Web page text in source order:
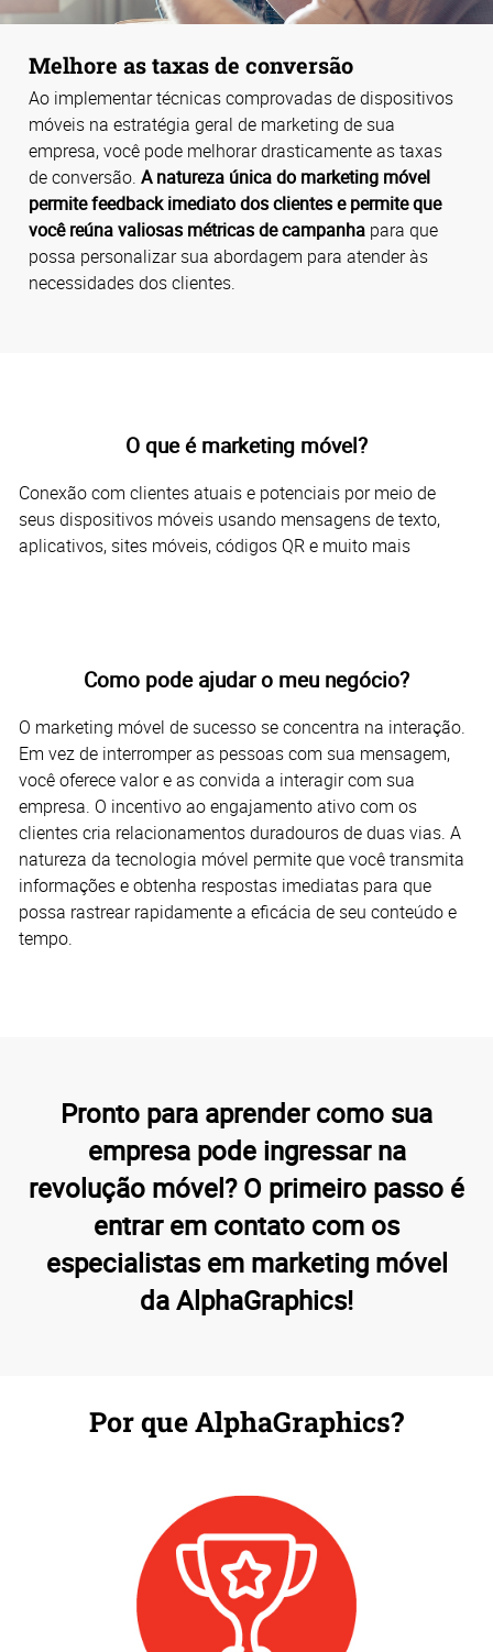
Melhore as taxas de conversão
Ao implementar técnicas comprovadas de dispositivos
móveis na estratégia geral de marketing de sua
empresa, você pode melhorar drasticamente as taxas
de conversão. A natureza única do marketing móvel
permite feedback imediato dos clientes e permite que
você reúna valiosas métricas de campanha para que
possa personalizar sua abordagem para atender às
necessidades dos clientes.
O que é marketing móvel?
Conexão com clientes atuais e potenciais por meio de
seus dispositivos móveis usando mensagens de texto,
aplicativos, sites móveis, códigos QR e muito mais
Como pode ajudar o meu negócio?
O marketing móvel de sucesso se concentra na interação.
Em vez de interromper as pessoas com sua mensagem,
você oferece valor e as convida a interagir com sua
empresa. O incentivo ao engajamento ativo com os
clientes cria relacionamentos duradouros de duas vias. A
natureza da tecnologia móvel permite que você transmita
informações e obtenha respostas imediatas para que
possa rastrear rapidamente a eficácia de seu conteúdo e
tempo.
Pronto para aprender como sua
empresa pode ingressar na
revolução móvel? O primeiro passo é
entrar em contato com os
especialistas em marketing móvel
da AlphaGraphics!
Por que AlphaGraphics?